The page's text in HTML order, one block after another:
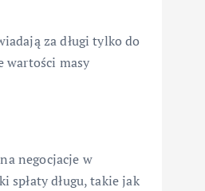
za długi tylko do
wartości masy
negocjacje w
spłaty długu, takie jak